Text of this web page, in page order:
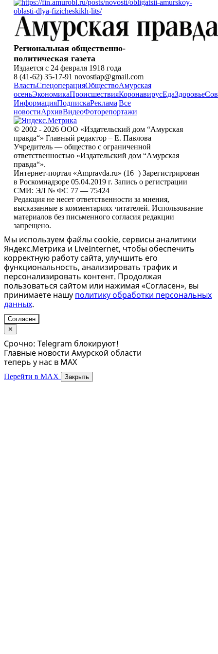
Региональная общественно-
политическая газета
Издается с 24 февраля 1918 года
8 (41-62) 35-17-91 novostiap@gmail.com
ВластьСпецоперацияОбществоАмурская
осеньЭкономикаПроисшествияКоронавирусЕдаЗдоровье
ИнформацияПодпискаРеклама|Все
новостиАрхивВидеоФоторепортажи
© 2002 - 2026 ООО «Издательский дом “Амурская
правда“» Главный редактор – Е. Павлова
Учредитель — общество с ограниченной
ответственностью «Издательский дом “Амурская
правда“».
Интернет-портал «Ampravda.ru» (16+) Зарегистрирован
в Роскомнадзоре 05.04.2019 г. Запись о регистрации
СМИ: ЭЛ № ФС 77 — 75424
Редакция не несет ответственности за мнения,
высказанные в комментариях читателей. Использование
материалов без письменного согласия редакции
запрещено.
Мы используем файлы cookie, сервисы аналитики
Яндекс.Метрика и LiveInternet, чтобы обеспечить
корректную работу сайта, улучшить его
функциональность, анализировать трафик и
персонализировать контент. Продолжая
пользоваться сайтом или нажимая «Согласен», вы
принимаете нашу политику обработки персональных
данных.
Согласен
✕
Срочно: Telegram блокируют!
Главные новости Амурской области
теперь у нас в MAX
Перейти в MAX Закрыть